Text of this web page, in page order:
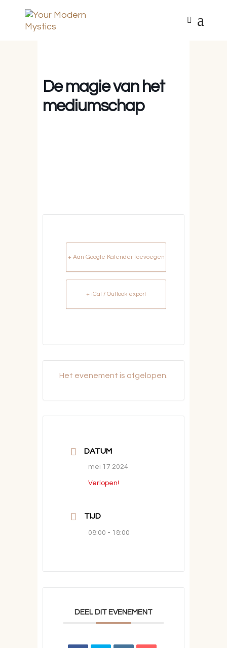
De magie van het
mediumschap
+ Aan Google Kalender toevoegen
+ iCal / Outlook export
Het evenement is afgelopen.
DATUM
mei 17 2024
Verlopen!
TIJD
08:00 - 18:00
DEEL DIT EVENEMENT